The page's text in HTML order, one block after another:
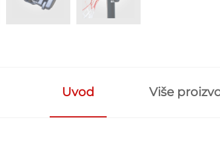
Uvod Više